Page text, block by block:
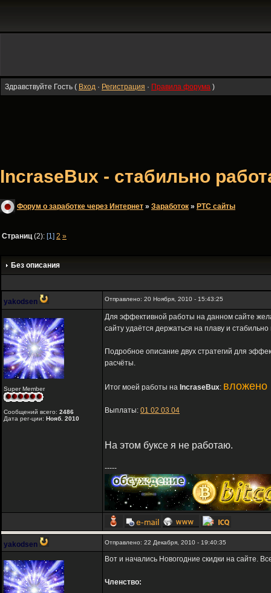
Здравствуйте Гость ( Вход · Регистрация · Правила форума )
IncraseBux - стабильно
Форум о заработке через Интернет » Заработок » PTC сайты
Страниц(2): [1] 2 »
Без описания
yakodsen Отправлено: 20 Ноября, 2010 - 15:43:25
Super Member
Сообщений всего: 2486
Дата рег-ции: Нояб. 2010
Для эффективной работы на данном сайте
сайту удаётся держаться на плаву и
Подробное описание двух стратегий для
расчёты.
Итог моей работы на IncraseBux: вложено
Выплаты: 01 02 03 04
На этом буксе я не работаю.
-----
yakodsen Отправлено: 22 Декабря, 2010 - 19:40:35
Вот и начались Новогодние скидки на сайте.
Членство: